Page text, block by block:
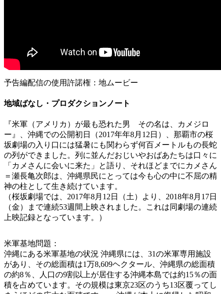
予告編配信の使用許諾権：地ムービー
地域ばなし・プロダクションノート
『米軍（アメリカ）が最も恐れた男 その名は、カメジロ
ー』、沖縄での公開初日（2017年年8月12日）、那覇市の桜
坂劇場の入り口には猛暑にも関わらず何百メートルもの長蛇
の列ができました。列に並んだおじいやおばあたちは口々に
「カメさんに会いに来た」と語り、それほどまでにカメさん
＝瀬長亀次郎は、沖縄県民にとっては今も心の中に不屈の精
神の柱として生き続けています。
（桜坂劇場では、2017年8月12日（土）より、2018年8月17日
（金）まで連続53週間上映されました。これは同劇場の連続
上映記録となっています。）
米軍基地問題：
沖縄にある米軍基地の状況 沖縄県には、31の米軍専用施設
があり、その総面積は1万8,609ヘクタール、沖縄県の総面積
の約8％、人口の9割以上が居住する沖縄本島では約15％の面
積を占めています。その規模は東京23区のうち13区覆ってし